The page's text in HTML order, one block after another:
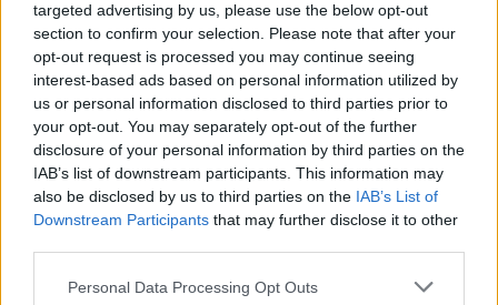
targeted advertising by us, please use the below opt-out
section to confirm your selection. Please note that after your
opt-out request is processed you may continue seeing
interest-based ads based on personal information utilized by
us or personal information disclosed to third parties prior to
your opt-out. You may separately opt-out of the further
disclosure of your personal information by third parties on the
IAB’s list of downstream participants. This information may
also be disclosed by us to third parties on the IAB’s List of
Downstream Participants that may further disclose it to other
Personal Data Processing Opt Outs
00:00:38
Mirtinas incidentas Vilniaus autoservise:
remontuojamas automobilis prispaudė vyrą
Žinios | Lietuvos diena
00:07:30
Parodė naują, aukšto lygio automobilį: daugelį
nustebins kainos ir kokybės santykiu